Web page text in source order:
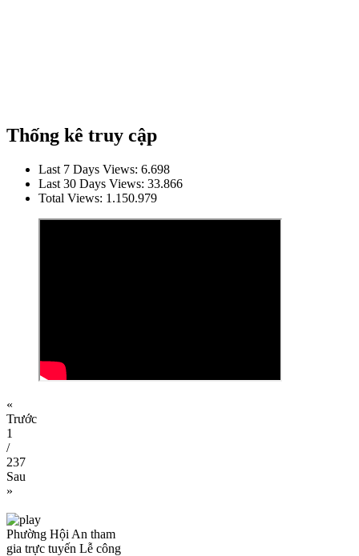
Thống kê truy cập
Last 7 Days Views: 6.698
Last 30 Days Views: 33.866
Total Views: 1.150.979
«
Trước
1
/
237
Sau
»
Phường Hội An tham
gia trực tuyến Lễ công